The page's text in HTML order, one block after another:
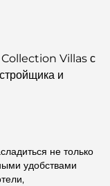
новая фаза, как
жизни на берегу
Collection Villas с
и
не только
удобствами